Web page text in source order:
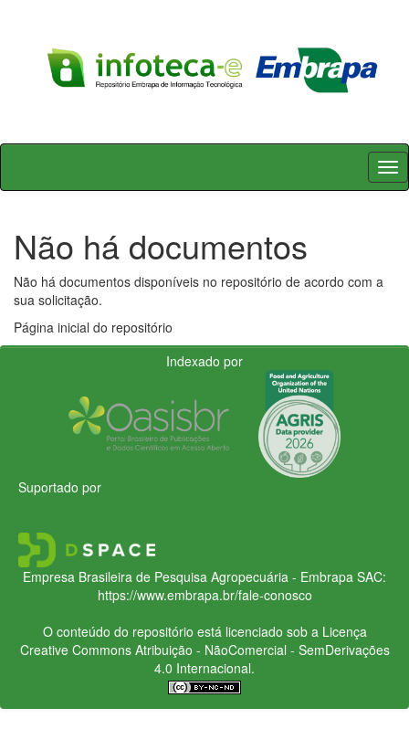
Skip
Não há documentos
Não há documentos disponíveis no repositório de acordo com a
sua solicitação.
Página inicial do repositório
Indexado por
Suportado por
Empresa Brasileira de Pesquisa Agropecuária - Embrapa SAC:
https://www.embrapa.br/fale-conosco
O conteúdo do repositório está licenciado sob a Licença
Creative CommonsAtribuição - NãoComercial - SemDerivações
4.0 Internacional.